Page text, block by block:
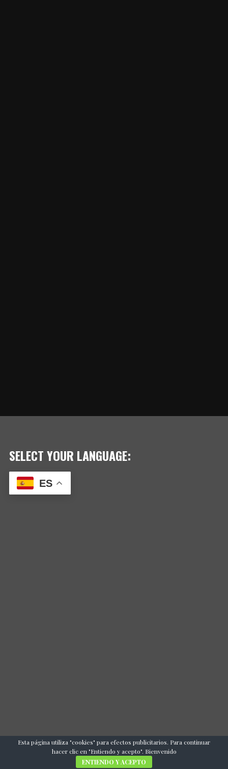
SELECT YOUR LANGUAGE:
ES
Esta página utiliza "cookies" para efectos publicitarios. Para continuar
hacer clic en "Entiendo y acepto". Bienvenido
ENTIENDO Y ACEPTO